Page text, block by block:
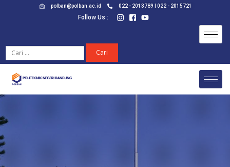
polban@polban.ac.id 022 - 2013789 | 022 - 2015721
Follow Us :